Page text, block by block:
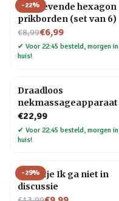
-22%
Zelfklevende hexagon
prikborden (set van 6)
€8,99
Nu voor€6,99
✔ Voor 22:45 besteld, morgen in
huis!
Draadloos
nekmassageapparaat
€22,99
✔ Voor 22:45 besteld, morgen in
huis!
-29%
Tegeltje Ik ga niet in
discussie